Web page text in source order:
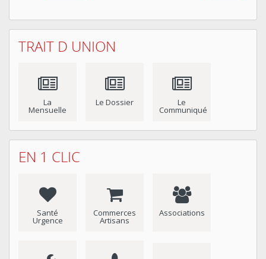
TRAIT D UNION
La
Mensuelle
Le Dossier Le
Communiqué
EN 1 CLIC
Santé
Urgence
Commerces
Artisans
Associations